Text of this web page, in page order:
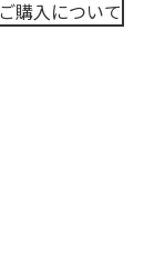
ご購入について